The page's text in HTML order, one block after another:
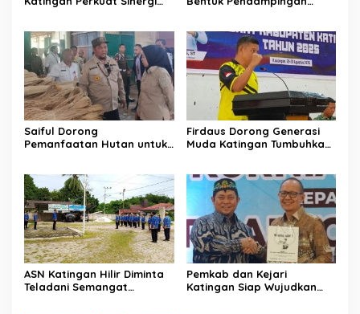
Saiful Dorong
Pemanfaatan Hutan untuk
Firdaus Dorong Generasi
Muda Katingan Tumbuhkan
ASN Katingan Hilir Diminta
Teladani Semangat
Pemkab dan Kejari
Katingan Siap Wujudkan